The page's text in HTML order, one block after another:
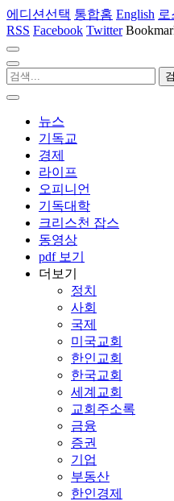
에디션선택 통합홈 English
RSS Facebook Twitter
뉴스
기독교
경제
라이프
오피니언
기독대학
크리스천 잡스
동영상
pdf 보기
더보기
정치
사회
국제
미국교회
한인교회
한국교회
세계교회
교회주소록
금융
증권
기업
부동산
한인경제